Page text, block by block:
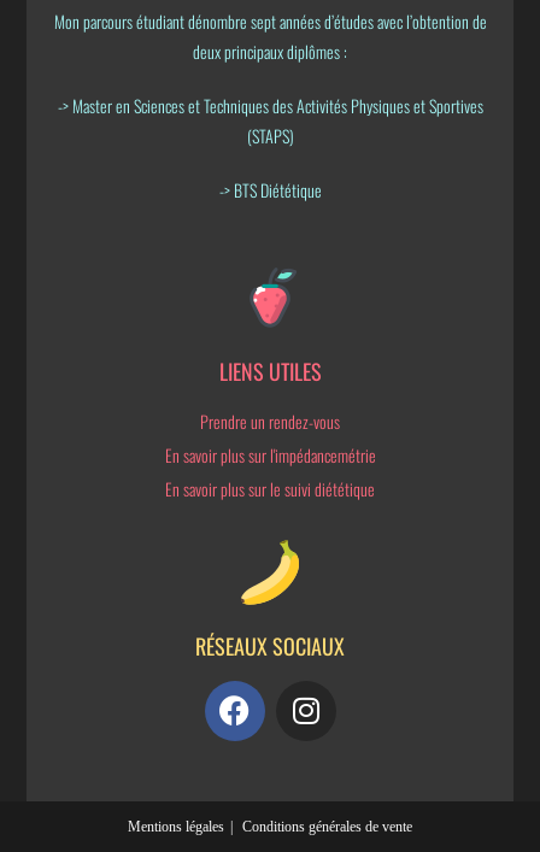
Mon parcours étudiant dénombre sept années d’études avec l’obtention de
deux principaux diplômes :
-> Master en Sciences et Techniques des Activités Physiques et Sportives
(STAPS)
-> BTS Diététique
LIENS UTILES
Prendre un rendez-vous
En savoir plus sur l'impédancemétrie
En savoir plus sur le suivi diététique
RÉSEAUX SOCIAUX
Mentions légales Conditions générales de vente